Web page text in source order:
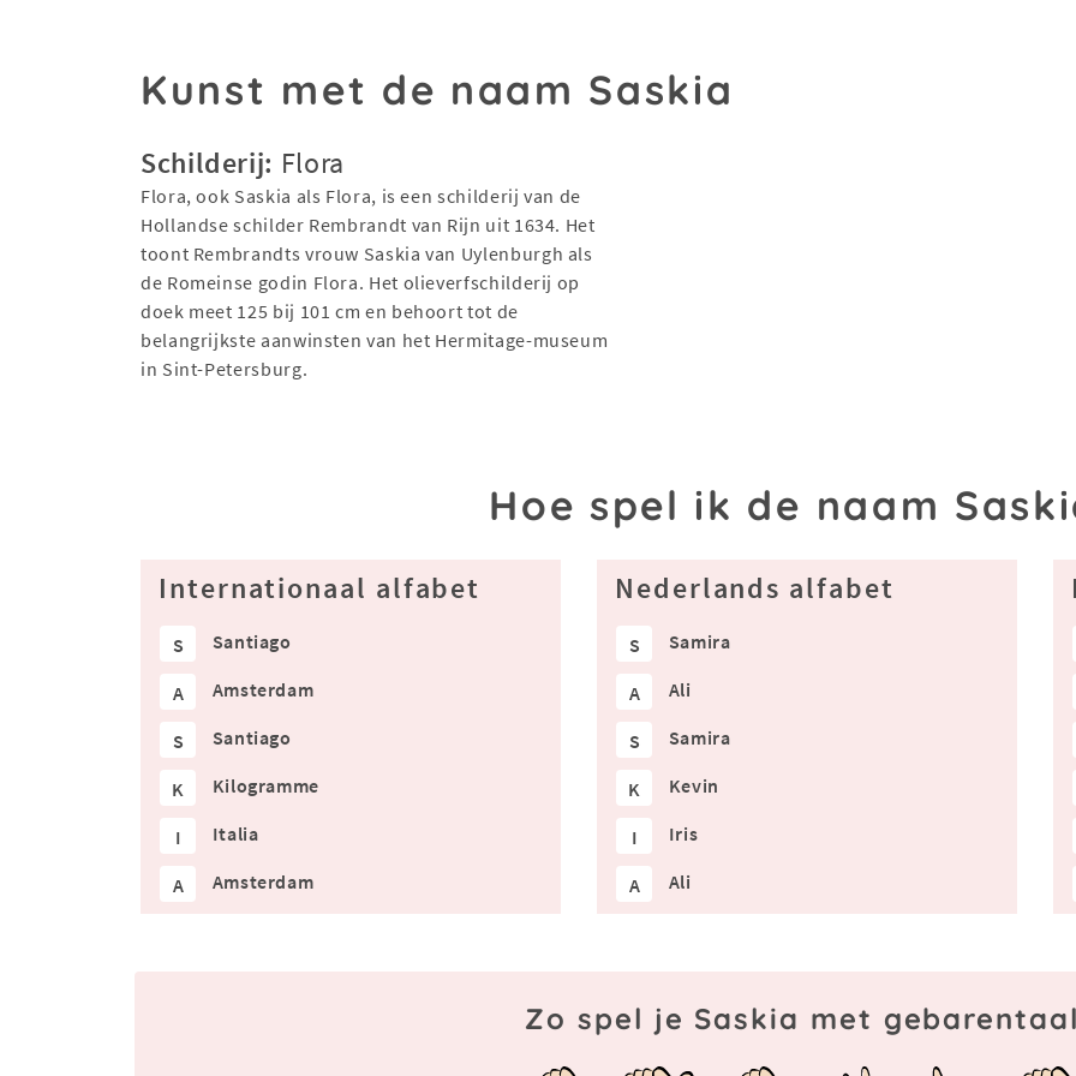
Kunst met de naam Saskia
Schilderij: Flora
Flora, ook Saskia als Flora, is een schilderij van de
Hollandse schilder Rembrandt van Rijn uit 1634. Het
toont Rembrandts vrouw Saskia van Uylenburgh als
de Romeinse godin Flora. Het olieverfschilderij op
doek meet 125 bij 101 cm en behoort tot de
belangrijkste aanwinsten van het Hermitage-museum
in Sint-Petersburg.
Hoe spel ik de naam
Internationaal alfabet
S Santiago
A Amsterdam
S Santiago
K Kilogramme
I Italia
A Amsterdam
Nederlands alfabet
S Samira
A Ali
S Samira
K Kevin
I Iris
A Ali
Zo spel je Saskia met